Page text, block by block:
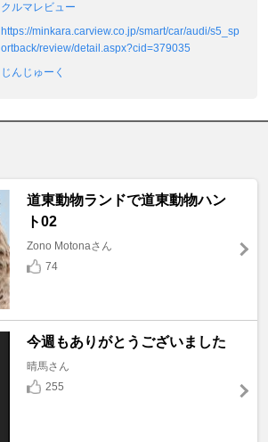
クルマレビュー
https://minkara.carview.co.jp/smart/car/audi/s5_sp
ortback/review/detail.aspx?cid=379035
じんじゅーく
道東動物ランドで道東動物ハン
ト02
Zono Motonaさん
74
今週もありがとうございました
晴馬さん
255